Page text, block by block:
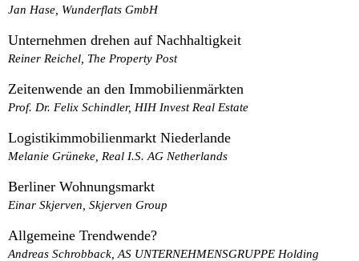
Jan Hase, Wunderflats GmbH
Unternehmen drehen auf Nachhaltigkeit
Reiner Reichel, The Property Post
Zeitenwende an den Immobilienmärkten
Prof. Dr. Felix Schindler, HIH Invest Real Estate
Logistikimmobilienmarkt Niederlande
Melanie Grüneke, Real I.S. AG Netherlands
Berliner Wohnungsmarkt
Einar Skjerven, Skjerven Group
Allgemeine Trendwende?
Andreas Schrobback, AS UNTERNEHMENSGRUPPE Holding